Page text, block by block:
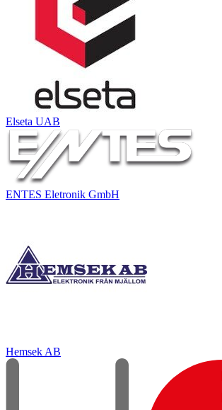
Elseta UAB
ENTES Eletronik GmbH
Hemsek AB